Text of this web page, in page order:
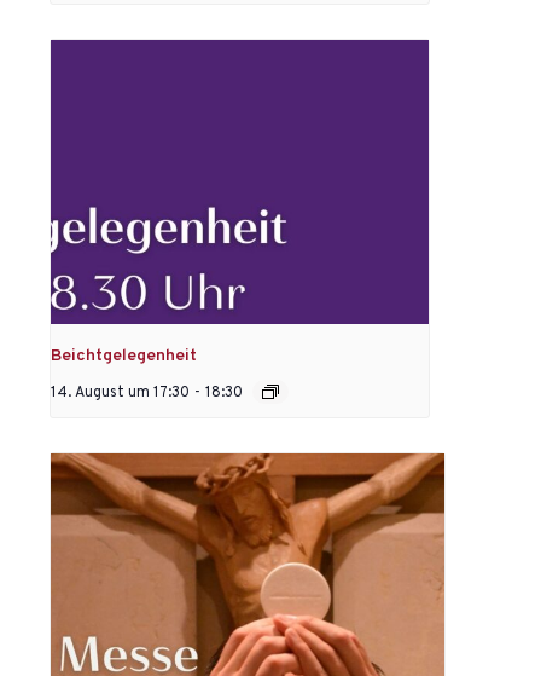
Beichtgelegenheit
14. August um 17:30 - 18:30